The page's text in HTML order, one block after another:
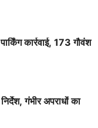
कार्रवाई, 173 गौवंश
गंभीर अपराधों का